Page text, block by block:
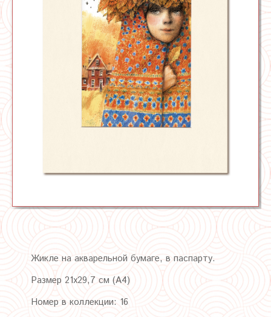
Жикле на акварельной бумаге, в паспарту.
Размер 21х29,7 см (А4)
Номер в коллекции: 16